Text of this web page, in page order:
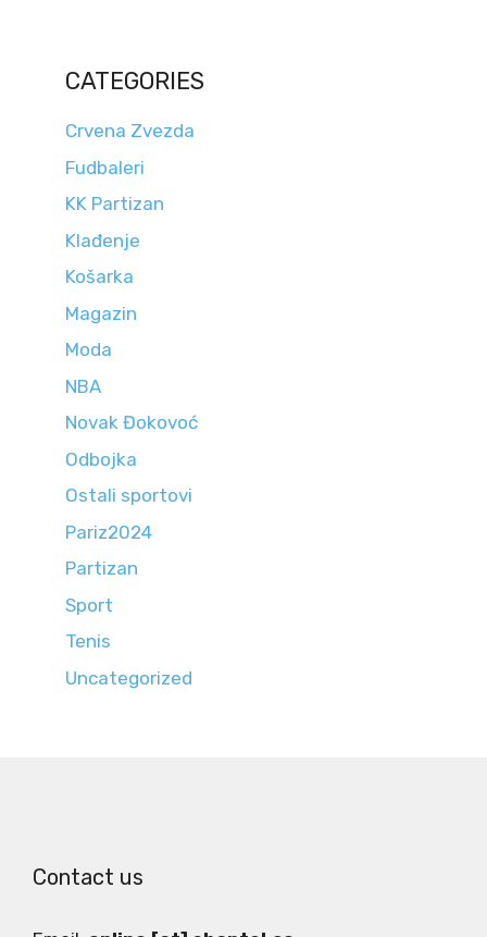
CATEGORIES
Crvena Zvezda
Fudbaleri
KK Partizan
Klađenje
Košarka
Magazin
Moda
NBA
Novak Đokovoć
Odbojka
Ostali sportovi
Pariz2024
Partizan
Sport
Tenis
Uncategorized
Contact us